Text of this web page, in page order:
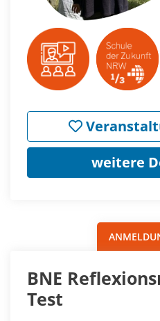
weitere
BNE
Test